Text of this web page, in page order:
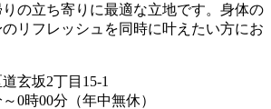
の立ち寄りに最適な立地です。身体の
リフレッシュを同時に叶えたい方にお
玄坂2丁目15-1
0時00分（年中無休）